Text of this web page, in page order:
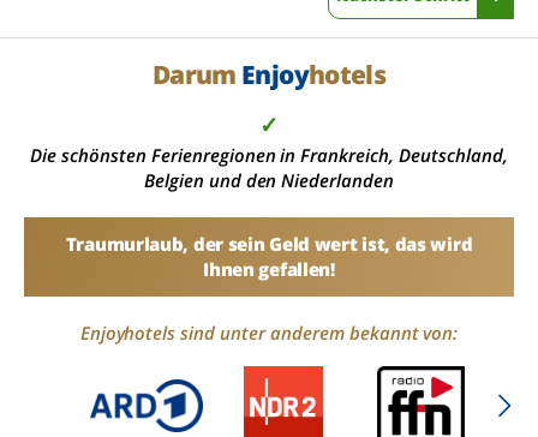
Darum Enjoyhotels
✓
Die schönsten Ferienregionen in Frankreich, Deutschland,
Belgien und den Niederlanden
Traumurlaub, der sein Geld wert ist, das wird
Ihnen gefallen!
Enjoyhotels sind unter anderem bekannt von: